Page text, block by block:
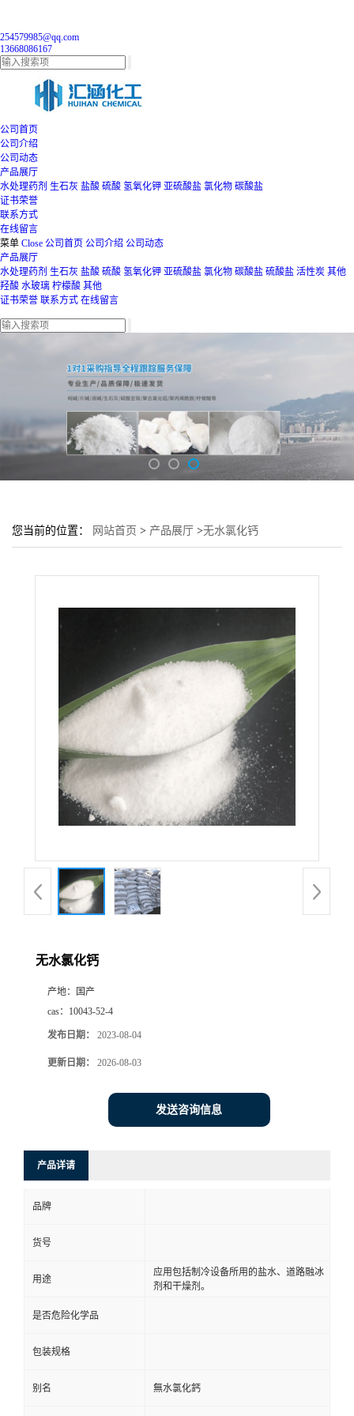
254579985@qq.com
13668086167
公司首页
公司介绍
公司动态
产品展厅
水处理药剂 生石灰 盐酸 硫酸 氢氧化钾 亚硫酸盐 氯化物 碳酸盐
证书荣誉
联系方式
在线留言
菜单 Close 公司首页 公司介绍 公司动态
产品展厅
水处理药剂 生石灰 盐酸 硫酸 氢氧化钾 亚硫酸盐 氯化物 碳酸盐 硫酸盐 活性炭 其他
羟酸 水玻璃 柠檬酸 其他
证书荣誉 联系方式 在线留言
您当前的位置： 网站首页 > 产品展厅 >无水氯化钙
无水氯化钙
产地：
国产
cas： 10043-52-4
发布日期： 2023-08-04
更新日期： 2026-08-03
发送咨询信息
产品详请
品牌
货号
用途
应用包括制冷设备所用的盐水、道路融冰
剂和干燥剂。
是否危险化学品
包装规格
别名 無水氯化鈣